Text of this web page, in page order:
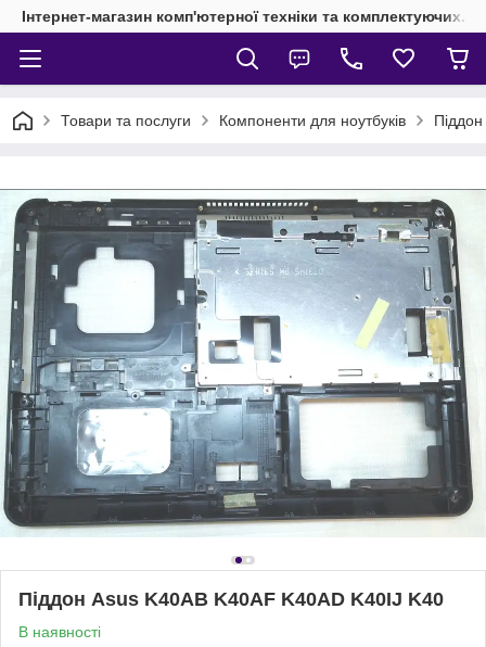
Інтернет-магазин комп'ютерної техніки та комплектуючих.
Товари та послуги Компоненти для ноутбуків
Піддон Asus K40AB K40AF K40AD K40IJ K40
В наявності